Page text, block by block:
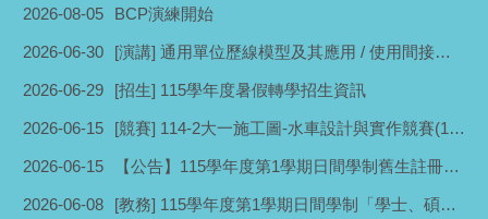
2026-08-05 BCP演練開始
2026-06-30 [演講] 通用單位歷線模型及其應用 / 使用間接方法推估土石流流變參數之研究(115.07.08)
2026-06-29 [招生] 115學年度暑假轉學招生資訊
2026-06-15 [競賽] 114-2大一施工圖-水車設計與實作競賽(115.06.18)
2026-06-15 【公告】115學年度第1學期日間學制舊生註冊須知
2026-06-08 [教務] 115學年度第1學期日間學制「學士、碩士學位（4+1）」即日起開放申請(6/16止)